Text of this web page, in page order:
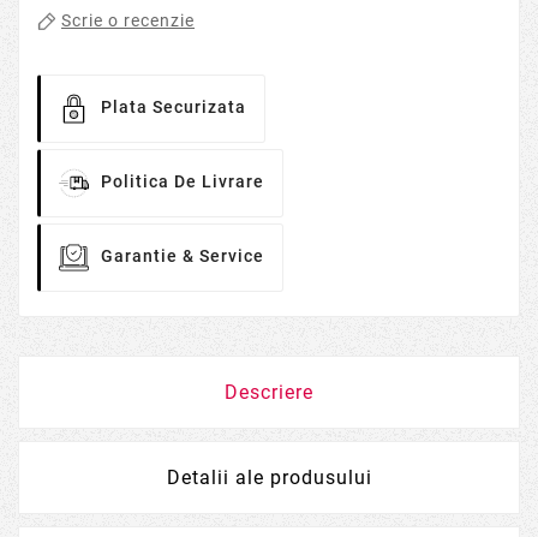
Scrie o recenzie
Plata Securizata
Politica De Livrare
Garantie & Service
Descriere
Detalii ale produsului